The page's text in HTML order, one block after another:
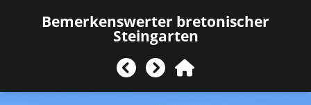
Bemerkenswerter bretonischer
Steingarten